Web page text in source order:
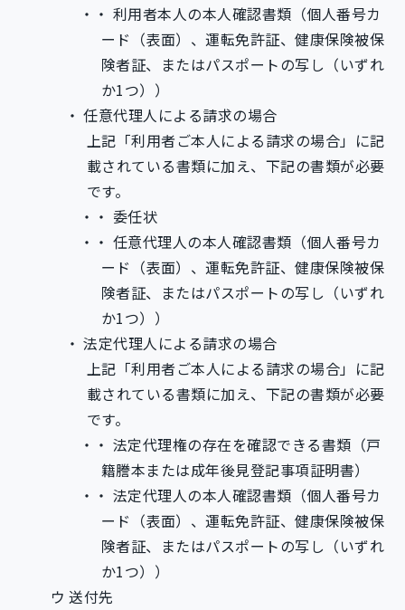
利用者本人の本人確認書類（個人番号カ
ード（表面）、運転免許証、健康保険被保
険者証、またはパスポートの写し（いずれ
か1つ））
任意代理人による請求の場合
上記「利用者ご本人による請求の場合」に記
載されている書類に加え、下記の書類が必要
です。
委任状
任意代理人の本人確認書類（個人番号カ
ード（表面）、運転免許証、健康保険被保
険者証、またはパスポートの写し（いずれ
か1つ））
法定代理人による請求の場合
上記「利用者ご本人による請求の場合」に記
載されている書類に加え、下記の書類が必要
です。
法定代理権の存在を確認できる書類（戸
籍謄本または成年後見登記事項証明書）
法定代理人の本人確認書類（個人番号カ
ード（表面）、運転免許証、健康保険被保
険者証、またはパスポートの写し（いずれ
か1つ））
送付先